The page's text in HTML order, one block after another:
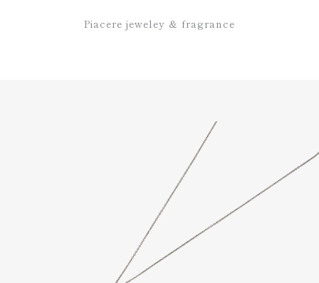
Piacere jeweley & fragrance